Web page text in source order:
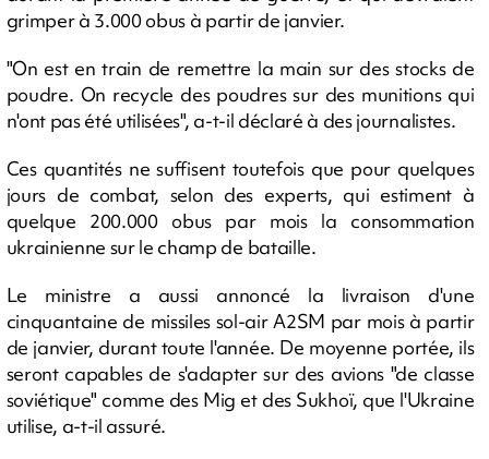
grimper à 3.000 obus à partir de janvier.
"On est en train de remettre la main sur des stocks de
poudre. On recycle des poudres sur des munitions qui
n'ont pas été utilisées", a-t-il déclaré à des journalistes.
Ces quantités ne suffisent toutefois que pour quelques
jours de combat, selon des experts, qui estiment à
quelque 200.000 obus par mois la consommation
ukrainienne sur le champ de bataille.
Le ministre a aussi annoncé la livraison d'une
cinquantaine de missiles sol-air A2SM par mois à partir
de janvier, durant toute l'année. De moyenne portée, ils
seront capables de s'adapter sur des avions "de classe
soviétique" comme des Mig et des Sukhoï, que l'Ukraine
utilise, a-t-il assuré.